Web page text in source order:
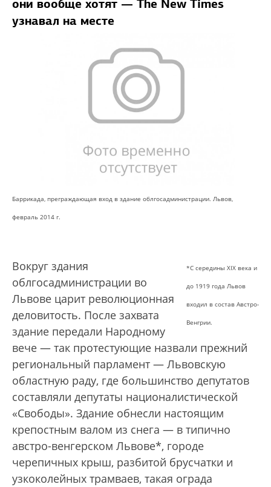
они вообще хотят — The New Times
узнавал на месте
Баррикада, преграждающая вход в здание облгосадминистрации. Львов,
февраль 2014 г.
*С середины XIX века и
до 1919 года Львов
входил в состав Австро-
Венгрии.
Вокруг здания
облгосадминистрации во
Львове царит революционная
деловитость. После захвата
здание передали Народному
вече — так протестующие назвали прежний
региональный парламент — Львовскую
областную раду, где большинство депутатов
составляли депутаты националистической
«Свободы». Здание обнесли настоящим
крепостным валом из снега — в типично
австро-венгерском Львове*, городе
черепичных крыш, разбитой брусчатки и
узкоколейных трамваев, такая ограда